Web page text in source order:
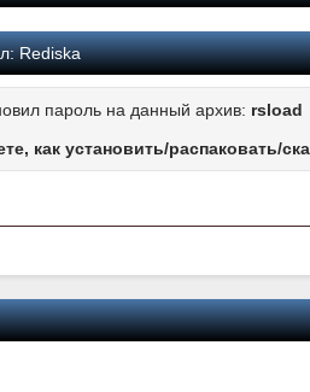
Rediska
пароль на данный архив: rsload
как установить/распаковать/